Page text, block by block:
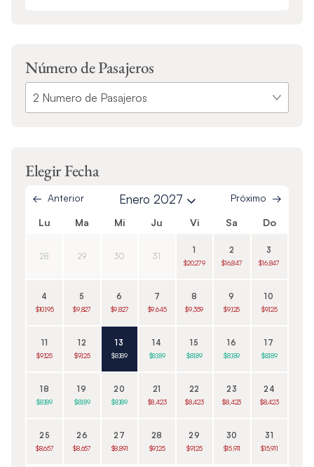
Número de Pasajeros
Elegir Fecha
Anterior Enero 2027 Próximo
Lu Ma Mi Ju Vi Sa Do
28 29 30 31
1
$20,279
2
$16,847
3
$16,847
4
$10,195
5
$9,827
6
$9,827
7
$9,645
8
$9,359
9
$9,125
10
$9,125
11
$9,125
12
$9,125
13
$8,189
14
$8,189
15
$8,189
16
$8,189
17
$8,189
18
$8,189
19
$8,189
20
$8,189
21
$8,423
22
$8,423
23
$8,423
24
$8,423
25
$8,657
26
$8,657
27
$8,891
28
$9,125
29
$9,125
30
$15,911
31
$15,911